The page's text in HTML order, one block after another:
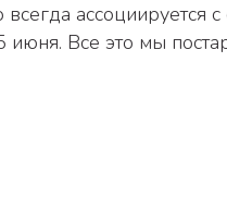
июня. Все это мы